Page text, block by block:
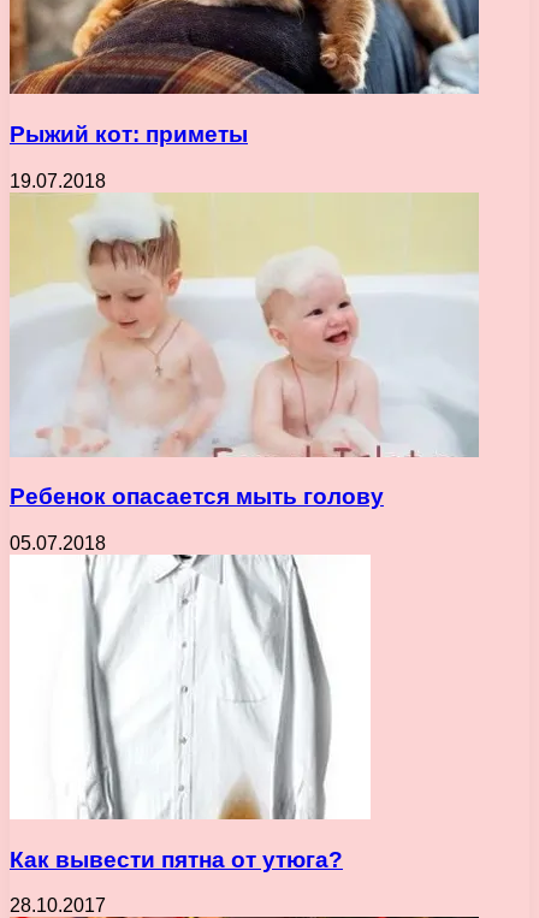
Рыжий кот: приметы
19.07.2018
Ребенок опасается мыть голову
05.07.2018
Как вывести пятна от утюга?
28.10.2017